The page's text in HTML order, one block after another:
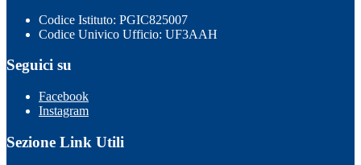
Codice Istituto: PGIC825007
Codice Univico Ufficio: UF3AAH
Seguici su
Facebook
Instagram
Sezione Link Utili